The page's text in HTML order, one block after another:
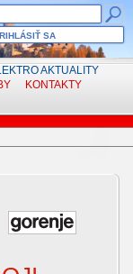
SA
AKTUALITY
KONTAKTY